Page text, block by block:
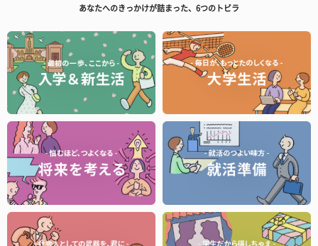
あなたへのきっかけが詰まった、6つのトビラ